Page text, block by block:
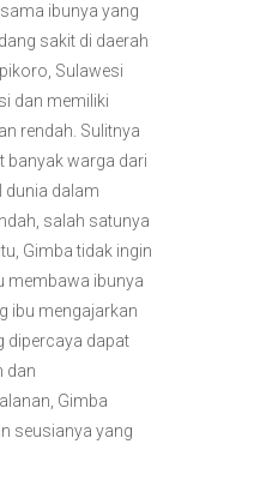
ibunya yang
sakit di daerah
Sulawesi
dan memiliki
rendah. Sulitnya
banyak warga dari
dunia dalam
salah satunya
Gimba tidak ingin
membawa ibunya
ibu mengajarkan
dipercaya dapat
dan
Gimba
seusianya yang